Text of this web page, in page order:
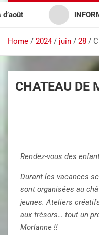
Home 2024 juin 28
CHATEAU DE
Rendez-vous des
Durant les vacances
sont organisées au
jeunes. Ateliers
aux trésors… tout un
Morlanne !!